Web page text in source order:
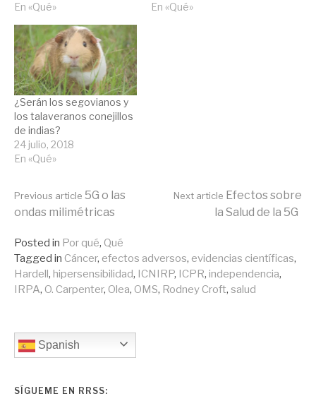
En «Qué»
En «Qué»
¿Serán los segovianos y
los talaveranos conejillos
de indias?
24 julio, 2018
En «Qué»
Continue
Reading
Previous article 5G o las
ondas milimétricas
Next article Efectos sobre
la Salud de la 5G
Posted in Por qué, Qué
Tagged in Cáncer, efectos adversos, evidencias científicas,
Hardell, hipersensibilidad, ICNIRP, ICPR, independencia,
IRPA, O. Carpenter, Olea, OMS, Rodney Croft, salud
Spanish
SÍGUEME EN RRSS: